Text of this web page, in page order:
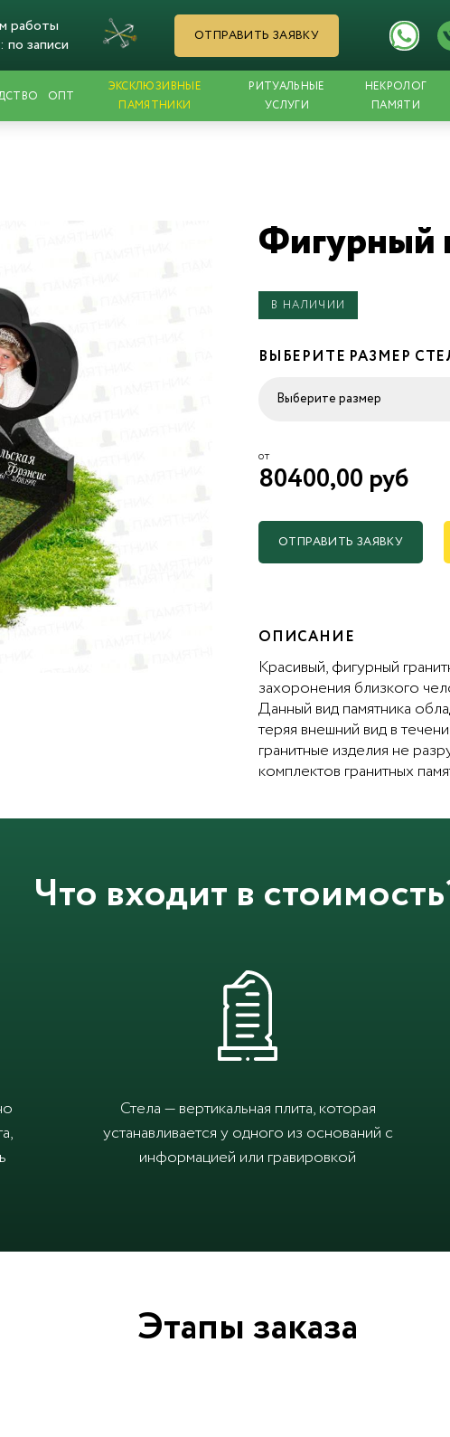
работы
по записи
ОТПРАВИТЬ ЗАЯВКУ
ОПТ
ЭКСКЛЮЗИВНЫЕ
ПАМЯТНИКИ
РИТУАЛЬНЫЕ
УСЛУГИ
НЕКРОЛОГ
ПАМЯТИ
Фигурный
В НАЛИЧИИ
ВЫБЕРИТЕ РАЗМЕР
от
80400,00 руб
ОТПРАВИТЬ ЗАЯВКУ
ОПИСАНИЕ
Красивый, фигурный
захоронения близкого
Данный вид памятника
теряя внешний вид в
гранитные изделия не
комплектов гранитных
Что входит в
Стела — вертикальная плита, которая
устанавливается у одного из оснований с
информацией или гравировкой
Этапы заказа